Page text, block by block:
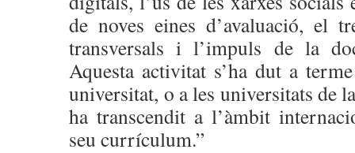
de noves eines d’avaluació, el
transversals i l’impuls de la
Aquesta activitat s’ha dut a
universitat, o a les universitats de
ha transcendit a l’àmbit
seu currículum.”